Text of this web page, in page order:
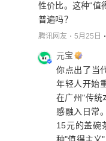
性价比。这种“值
普遍吗？
腾讯网友 5月25日
元宝
你点出了当
年轻人开始
在广州"传统
感融入日常
15元的盖碗